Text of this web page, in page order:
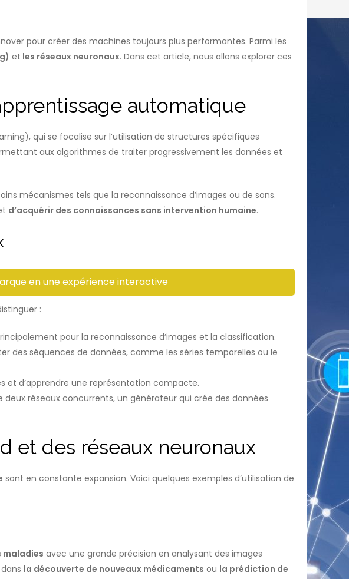
pour créer des machines toujours plus performantes. Parmi les
et les réseaux neuronaux. Dans cet article, nous allons explorer ces
automatique
qui se focalise sur l’utilisation de structures spécifiques
aux algorithmes de traiter progressivement les données et
mécanismes tels que la reconnaissance d’images ou de sons.
d’acquérir des connaissances sans intervention humaine.
en une expérience interactive
:
pour la reconnaissance d’images et la classification.
des séquences de données, comme les séries temporelles ou le
et d’apprendre une représentation compacte.
deux réseaux concurrents, un générateur qui crée des données
et des réseaux neuronaux
sont en constante expansion. Voici quelques exemples d’utilisation de
avec une grande précision en analysant des images
la découverte de nouveaux médicaments ou la prédiction de